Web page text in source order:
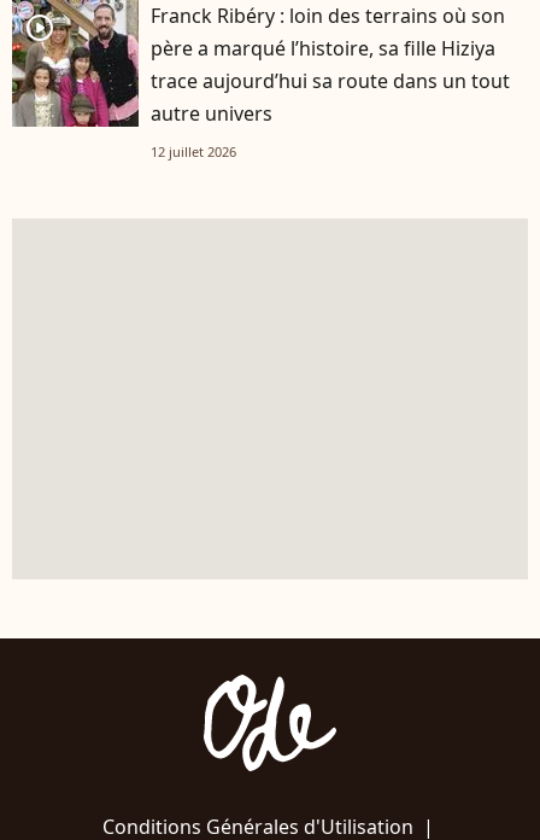
player2
Franck Ribéry : loin des terrains où son
père a marqué l’histoire, sa fille Hiziya
trace aujourd’hui sa route dans un tout
autre univers
12 juillet 2026
Conditions Générales d'Utilisation |